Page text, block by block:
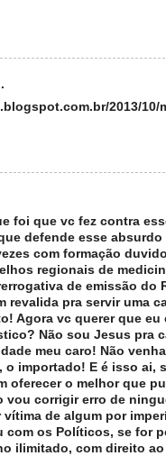
2013/10/
foi que vc fez contra
defende esse absurdo
com formação
regionais de
de emissão
revalida pra servir uma
Agora vc querer que
Não sou Jesus pra
meu caro! Não
o importado! E é isso ai,
oferecer o melhor que
vou corrigir erro de
de algum por
com os Políticos, se for
ilimitado, com direito